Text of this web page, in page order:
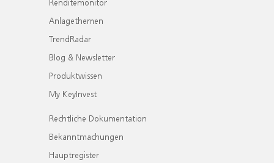
Anlagethemen
TrendRadar
Blog & Newsletter
Produktwissen
My KeyInvest
Rechtliche Dokumentation
Bekanntmachungen
Hauptregister